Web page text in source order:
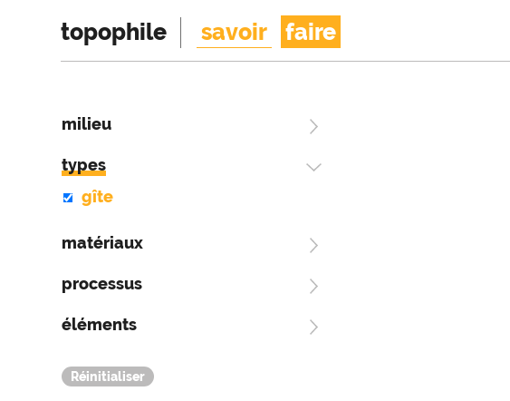
topophile savoir faire
milieu
types
gîte
matériaux
processus
éléments